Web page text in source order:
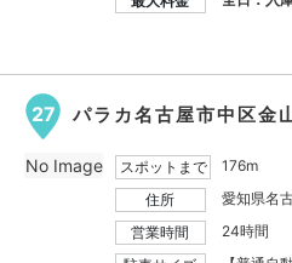
27 パラカ名古屋市中区金
スポットまで
176m
住所
愛知県名
営業時間
24時間
No Image